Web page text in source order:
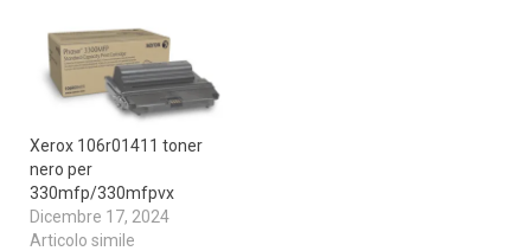
Xerox 106r01411 toner
nero per
330mfp/330mfpvx
Dicembre 17, 2024
Articolo simile